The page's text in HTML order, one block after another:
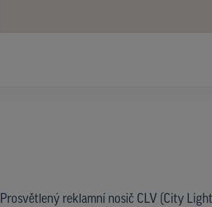
Prosvětlený reklamní nosič CLV (City